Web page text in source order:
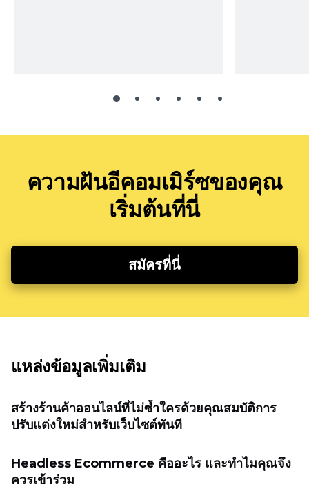
ความฝันอีคอมเมิร์ซของคุณ
เริ่มต้นที่นี่
สมัครที่นี่
แหล่งข้อมูลเพิ่มเติม
สร้างร้านค้าออนไลน์ที่ไม่ซ้ำใครด้วยคุณสมบัติการ
ปรับแต่งใหม่สำหรับเว็บไซต์ทันที
Headless Ecommerce คืออะไร และทำไมคุณจึง
ควรเข้าร่วม